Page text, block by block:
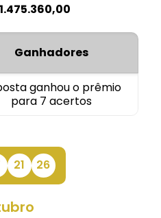
1.475.360,00
Ganhadores
ganhou o prêmio
para 7 acertos
21 26